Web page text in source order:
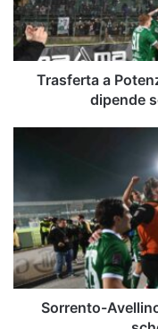
dipende
solo
dal
Viminale,
Trasferta a
dipende
l'ipotesi
maxi-
schermo:
ecco
dove
Sorrento-